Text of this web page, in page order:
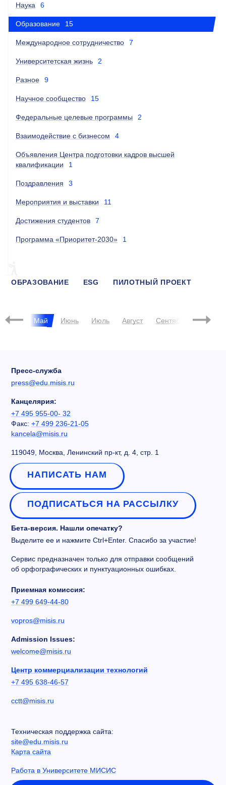
Наука 6
Образование 15
Международное сотрудничество 7
Университетская жизнь 2
Разное 9
Научное сообщество 15
Федеральные целевые программы 2
Взаимодействие с бизнесом 4
Объявления Центра подготовки кадров высшей
квалификации
1
Поздравления 3
Мероприятия и выставки 11
Достижения студентов 7
Программа «Приоритет-2030» 1
ОБРАЗОВАНИЕ ESG ПИЛОТНЫЙ ПРОЕКТ
Май Июнь Июль Август Сентябрь
Пресс-служба
press@edu.misis.ru
Канцелярия:
+7 495 955-00- 32
Факс: +7 499 236-21-05
kancela@misis.ru
119049, Москва, Ленинский пр-кт, д. 4, стр. 1
НАПИСАТЬ НАМ
ПОДПИСАТЬСЯ НА РАССЫЛКУ
Бета-версия. Нашли опечатку?
Выделите ее и нажмите Ctrl+Enter. Спасибо за участие!
Сервис предназначен только для отправки сообщений
об орфографических и пунктуационных ошибках.
Приемная комиссия:
+7 499 649-44-80
vopros@misis.ru
Admission Issues:
welcome@misis.ru
Центр коммерциализации технологий
+7 495 638-46-57
cctt@misis.ru
Техническая поддержка сайта:
site@edu.misis.ru
Карта сайта
Работа в Университете МИСИС